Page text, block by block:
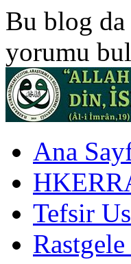
Bu blog da
yorumu
Ana
Tefsir